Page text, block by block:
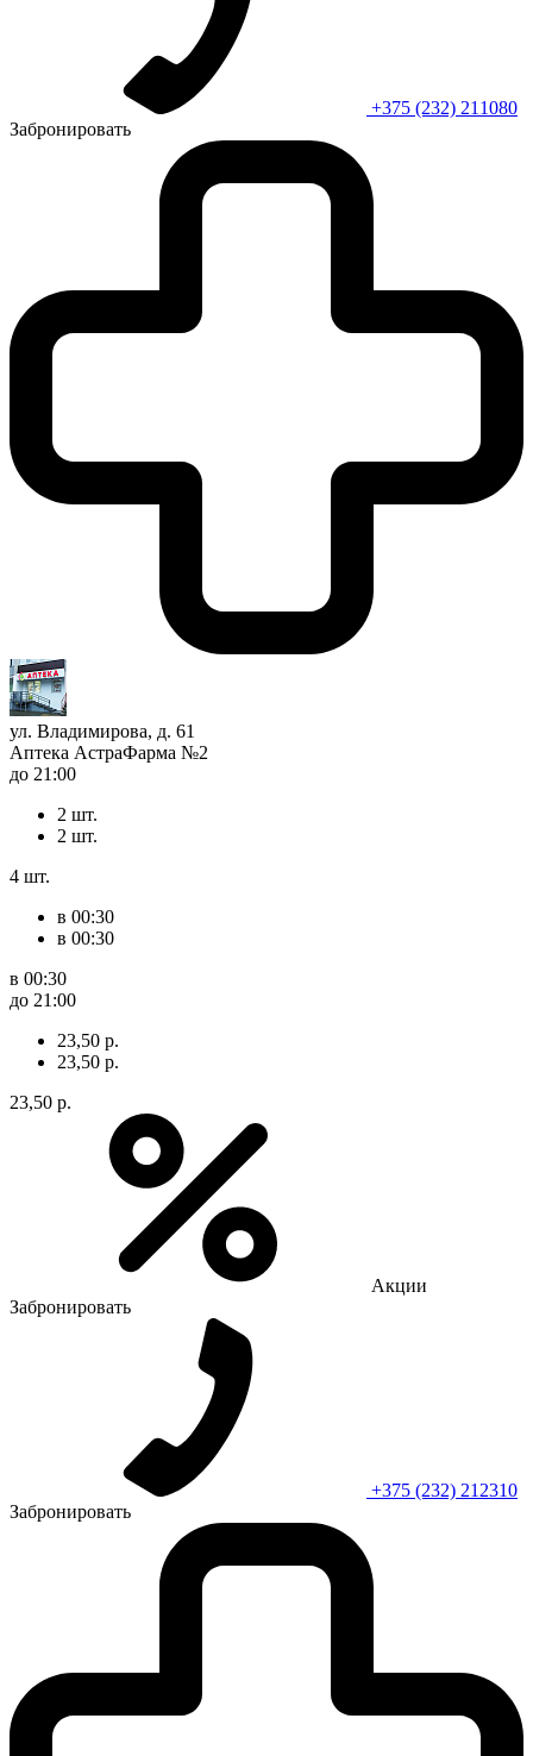
+375 (232) 211080
Забронировать
ул. Владимирова, д. 61
Аптека АстраФарма №2
до 21:00
2 шт.
2 шт.
4 шт.
в 00:30
в 00:30
в 00:30
до 21:00
23,50 р.
23,50 р.
23,50 р.
Акции
Забронировать
+375 (232) 212310
Забронировать